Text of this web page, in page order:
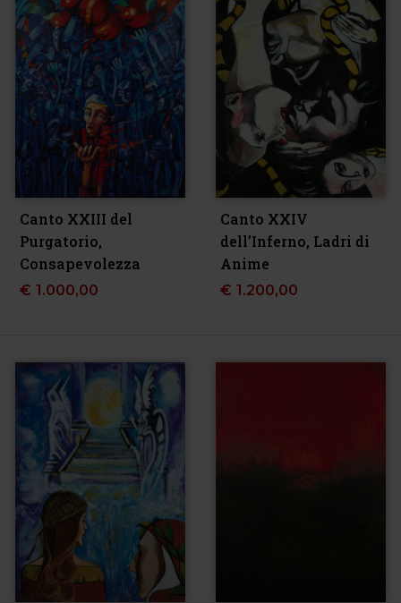
Canto XXIII del
Purgatorio,
Consapevolezza
€ 1.000,00
Canto XXIV
dell’Inferno, Ladri di
Anime
€ 1.200,00